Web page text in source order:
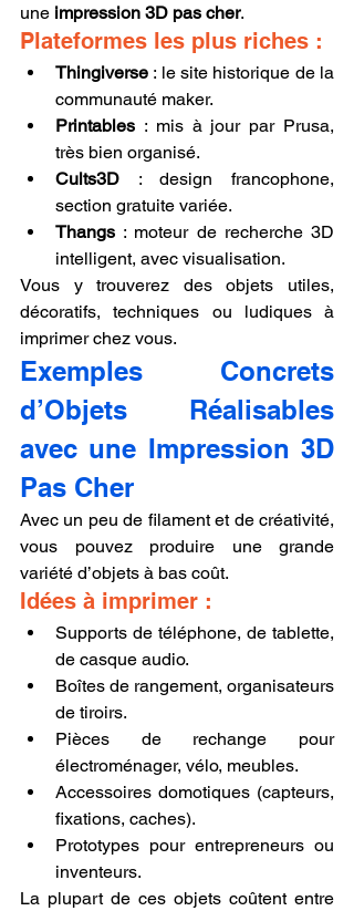
une impression 3D pas cher.
Plateformes les plus riches :
Thingiverse : le site historique de la
communauté maker.
Printables : mis à jour par Prusa,
très bien organisé.
Cults3D : design francophone,
section gratuite variée.
Thangs : moteur de recherche 3D
intelligent, avec visualisation.
Vous y trouverez des objets utiles,
décoratifs, techniques ou ludiques à
imprimer chez vous.
Exemples Concrets
d’Objets Réalisables
avec une Impression 3D
Pas Cher
Avec un peu de filament et de créativité,
vous pouvez produire une grande
variété d’objets à bas coût.
Idées à imprimer :
Supports de téléphone, de tablette,
de casque audio.
Boîtes de rangement, organisateurs
de tiroirs.
Pièces de rechange pour
électroménager, vélo, meubles.
Accessoires domotiques (capteurs,
fixations, caches).
Prototypes pour entrepreneurs ou
inventeurs.
La plupart de ces objets coûtent entre